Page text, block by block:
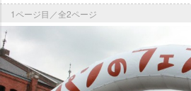
1ページ目／全2ページ